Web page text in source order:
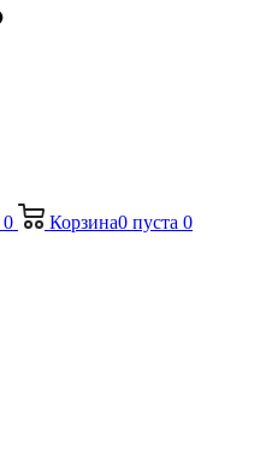
0 Корзина0 пуста 0